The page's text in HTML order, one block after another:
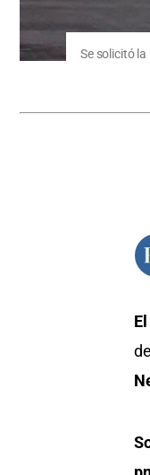
Se solicitó